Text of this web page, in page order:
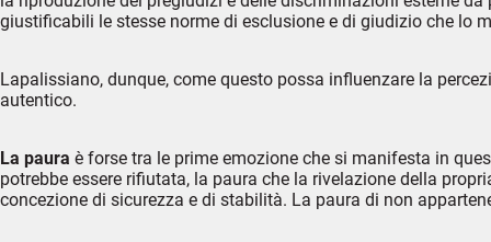
giustificabili le stesse norme di esclusione e di giudizio che lo
Lapalissiano, dunque, come questo possa influenzare la
autentico.
La paura è forse tra le prime emozione che si manifesta in
potrebbe essere rifiutata, la paura che la rivelazione della
concezione di sicurezza e di stabilità. La paura di non